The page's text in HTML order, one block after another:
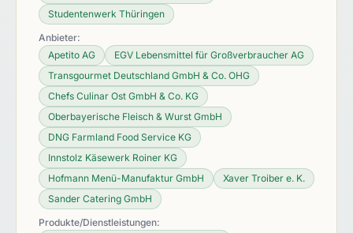
Studentenwerk Thüringen
Anbieter:
Apetito AG
EGV Lebensmittel für Großverbraucher AG
Transgourmet Deutschland GmbH & Co. OHG
Chefs Culinar Ost GmbH & Co. KG
Oberbayerische Fleisch & Wurst GmbH
DNG Farmland Food Service KG
Innstolz Käsewerk Roiner KG
Hofmann Menü-Manufaktur GmbH
Xaver Troiber e. K.
Sander Catering GmbH
Produkte/Dienstleistungen: